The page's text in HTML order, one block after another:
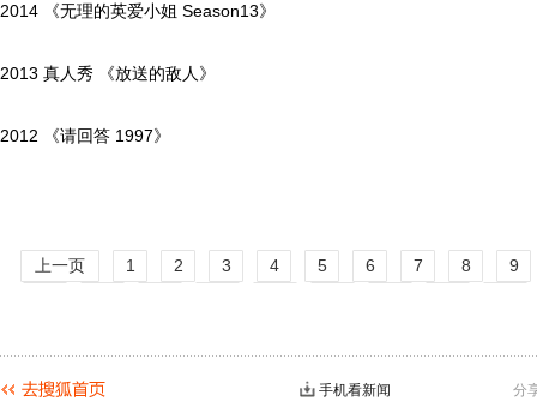
2014 《无理的英爱小姐 Season13》
2013 真人秀 《放送的敌人》
2012 《请回答 1997》
上一页 1 2 3 4 5 6 7 8
9
40
下一页
分
手机看新闻